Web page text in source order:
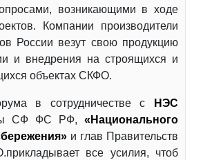
возникающими в ходе
Компании производители
России везут свою продукцию
и внедрения на строящихся и
объектах СКФО.
в сотрудничестве с
НЭС
СФ ФС РФ, «Национального
и глав Правительств
все усилия, чтоб